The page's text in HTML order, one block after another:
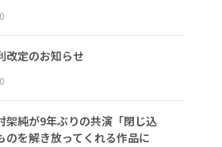
改定のお知らせ
架純が9年ぶりの共演「閉じ込
のを解き放ってくれる作品に